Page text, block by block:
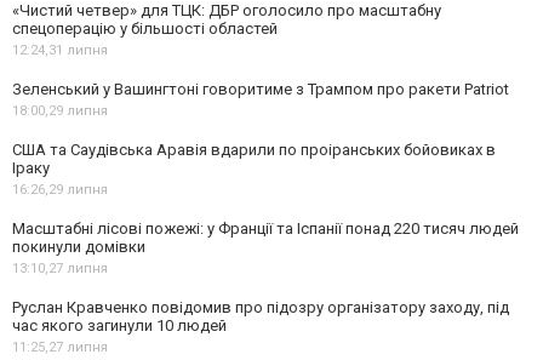
«Чистий четвер» для ТЦК: ДБР оголосило про масштабну
спецоперацію у більшості областей
12:24,31 липня
Зеленський у Вашингтоні говоритиме з Трампом про ракети Patriot
18:00,29 липня
США та Саудівська Аравія вдарили по проіранських бойовиках в
Іраку
16:26,29 липня
Масштабні лісові пожежі: у Франції та Іспанії понад 220 тисяч людей
покинули домівки
13:10,27 липня
Руслан Кравченко повідомив про підозру організатору заходу, під
час якого загинули 10 людей
11:25,27 липня